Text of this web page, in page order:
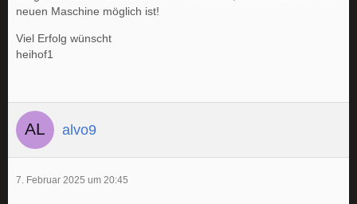
neuen Maschine möglich ist!
Viel Erfolg wünscht
heihof1
alvo9
7. Februar 2025 um 20:45